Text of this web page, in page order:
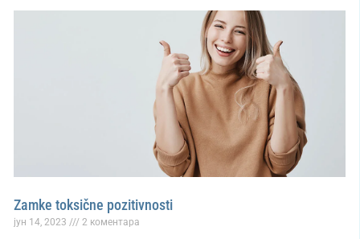
Zamke toksične pozitivnosti
јун 14, 2023 2 коментара